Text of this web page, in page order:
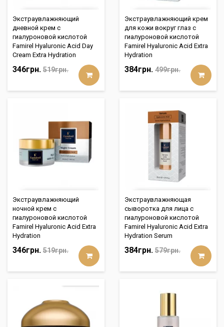
Экстраувлажняющий
дневной крем с
гиалуроновой кислотой
Famirel Hyaluronic Acid Day
Cream Extra Hydration
346грн. 519грн.
Экстраувлажняющий крем
для кожи вокруг глаз с
гиалуроновой кислотой
Famirel Hyaluronic Acid Extra
Hydration
384грн. 499грн.
Экстраувлажняющий
ночной крем с
гиалуроновой кислотой
Famirel Hyaluronic Acid Extra
Hydration
346грн. 519грн.
Экстраувлажняющая
сыворотка для лица с
гиалуроновой кислотой
Famirel Hyaluronic Acid Extra
Hydration Serum
384грн. 579грн.